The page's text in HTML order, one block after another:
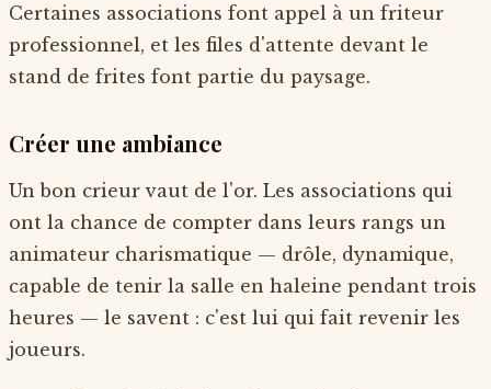
Certaines associations font appel à un friteur
professionnel, et les files d'attente devant le
stand de frites font partie du paysage.
Créer une ambiance
Un bon crieur vaut de l'or. Les associations qui
ont la chance de compter dans leurs rangs un
animateur charismatique — drôle, dynamique,
capable de tenir la salle en haleine pendant trois
heures — le savent : c'est lui qui fait revenir les
joueurs.